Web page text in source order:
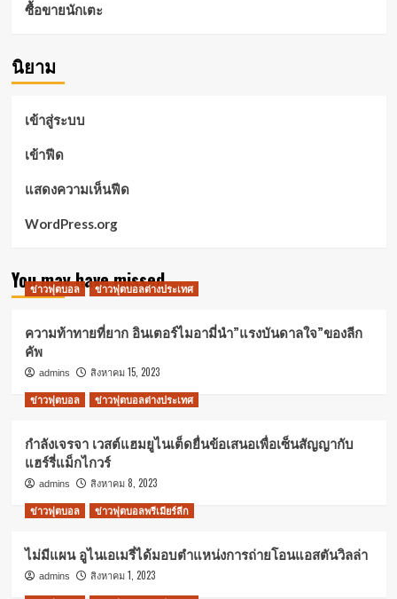
ซื้อขายนักเตะ
นิยาม
เข้าสู่ระบบ
เข้าฟีด
แสดงความเห็นฟีด
WordPress.org
You may have missed
ข่าวฟุตบอล ข่าวฟุตบอลต่างประเทศ
ความท้าทายที่ยาก อินเตอร์ไมอามี่นำ”แรงบันดาลใจ”ของลีก
คัพ
admins
สิงหาคม 15, 2023
ข่าวฟุตบอล
ข่าวฟุตบอลต่างประเทศ
กำลังเจรจา เวสต์แฮมยูไนเต็ดยื่นข้อเสนอเพื่อเซ็นสัญญากับ
แฮร์รี่แม็กไกวร์
admins
สิงหาคม 8, 2023
ข่าวฟุตบอล
ข่าวฟุตบอลพรีเมียร์ลีก
ไม่มีแผน อูไนเอเมรี่ได้มอบตำแหน่งการถ่ายโอนแอสตันวิลล่า
admins
สิงหาคม 1, 2023